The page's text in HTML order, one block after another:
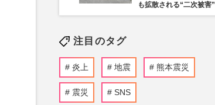
も拡散される“二次被害”
注目のタグ
炎上 地震 熊本震災
震災 SNS